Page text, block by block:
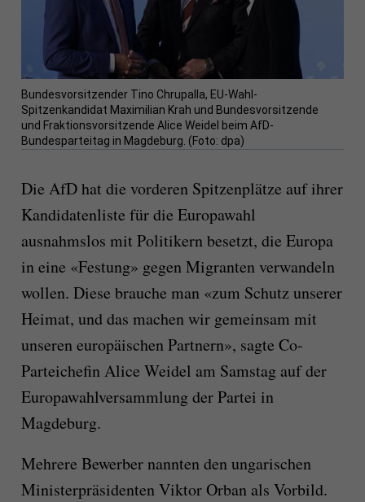
Bundesvorsitzender Tino Chrupalla, EU-Wahl-
Spitzenkandidat Maximilian Krah und Bundesvorsitzende
und Fraktionsvorsitzende Alice Weidel beim AfD-
Bundesparteitag in Magdeburg. (Foto: dpa)
Die AfD hat die vorderen Spitzenplätze auf ihrer
Kandidatenliste für die Europawahl
ausnahmslos mit Politikern besetzt, die Europa
in eine «Festung» gegen Migranten verwandeln
wollen. Diese brauche man «zum Schutz unserer
Heimat, und das machen wir gemeinsam mit
unseren europäischen Partnern», sagte Co-
Parteichefin Alice Weidel am Samstag auf der
Europawahlversammlung der Partei in
Magdeburg.
Mehrere Bewerber nannten den ungarischen
Ministerpräsidenten Viktor Orban als Vorbild.